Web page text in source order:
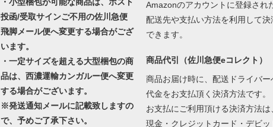
投函/受取サインご不用の佐川急便
飛脚メール便へ変更する場合がござ
います。
・一定サイズを超える大型梱包の商
品は、西濃運輸カンガルー便へ変更
する場合がございます。
※発送通知メールに記載致しますの
で、予めご了承下さい。
Amazonのアカウントに登録され
配送先や支払い方法を利用して決
できます。
商品代引（佐川急便eコレクト）
商品お届け時に、配送ドライバー
代金をお支払頂く決済方法です。
お支払にご利用頂ける決済方法は
現金・クレジットカード・デビッ